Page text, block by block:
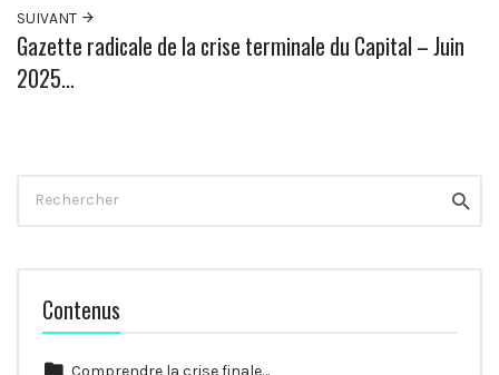
SUIVANT
Gazette radicale de la crise terminale du Capital – Juin
2025…
Contenus
Comprendre la crise finale…